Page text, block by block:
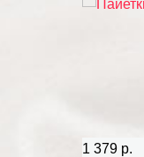
1 379 р.